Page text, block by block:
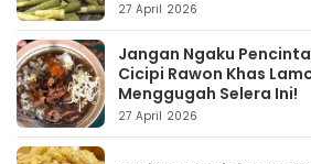
27 April 2026
Jangan Ngaku
Cicipi Rawon Khas
Menggugah Selera Ini!
27 April 2026